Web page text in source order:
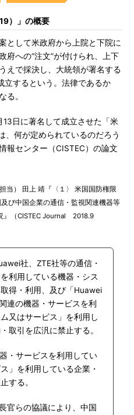
）」の概要
として米政府から上院と下院に
府への“注文”が付けられ、上下
えで採決し、大統領が署名する
立するという。法律であるか
る。
日に著名して成立させた「米
、何が定められているのだろう
報センター（CISTEC）の論文
当） 田上 靖『〈１〉 米国国防権限
び中国企業の通信・監視関連機器等
』（CISTEC Journal 2018.9
社、ZTE社等の通信・
利用している機器・シス
得・利用、及び「Huawei
連の機器・サービスを利
又はサービス」を利用し
取引を広汎に禁止する。
・サービスを利用してい
」を利用している企業・
する。
官らの協議により、中国